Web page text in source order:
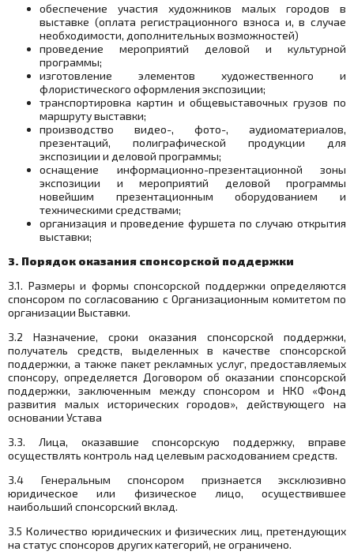
обеспечение участия художников малых городов в
выставке (оплата регистрационного взноса и, в случае
необходимости, дополнительных возможностей)
проведение мероприятий деловой и культурной
программы;
изготовление элементов художественного и
флористического оформления экспозиции;
транспортировка картин и общевыставочных грузов по
маршруту выставки;
производство видео-, фото-, аудиоматериалов,
презентаций, полиграфической продукции для
экспозиции и деловой программы;
оснащение информационно-презентационной зоны
экспозиции и мероприятий деловой программы
новейшим презентационным оборудованием и
техническими средствами;
организация и проведение фуршета по случаю открытия
выставки;
3. Порядок оказания спонсорской поддержки
3.1. Размеры и формы спонсорской поддержки определяются
спонсором по согласованию с Организационным комитетом по
организации Выставки.
3.2 Назначение, сроки оказания спонсорской поддержки,
получатель средств, выделенных в качестве спонсорской
поддержки, а также пакет рекламных услуг, предоставляемых
спонсору, определяется Договором об оказании спонсорской
поддержки, заключенным между спонсором и НКО «Фонд
развития малых исторических городов», действующего на
основании Устава
3.3. Лица, оказавшие спонсорскую поддержку, вправе
осуществлять контроль над целевым расходованием средств.
3.4 Генеральным спонсором признается эксклюзивно
юридическое или физическое лицо, осуществившее
наибольший спонсорский вклад.
3.5 Количество юридических и физических лиц, претендующих
на статус спонсоров других категорий, не ограничено.